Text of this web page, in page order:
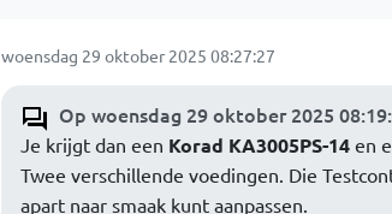
woensdag 29 oktober 2025 08:27:27
Op woensdag 29 oktober 2025
Je krijgt dan een Korad KA3005PS-14en
Twee verschillende voedingen. Die
apart naar smaak kunt aanpassen.